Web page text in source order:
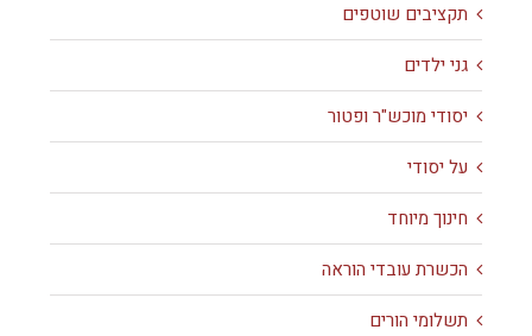
תקציבים שוטפים
גני ילדים
יסודי מוכש"ר ופטור
על יסודי
חינוך מיוחד
הכשרת עובדי הוראה
תשלומי הורים